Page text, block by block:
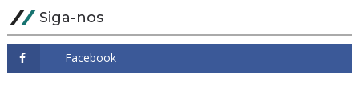
Siga-nos